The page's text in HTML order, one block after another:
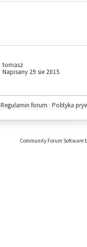
tomasz
Napisany 29 sie 2015
Polityka
Regulamin forum ·
Community Forum Software